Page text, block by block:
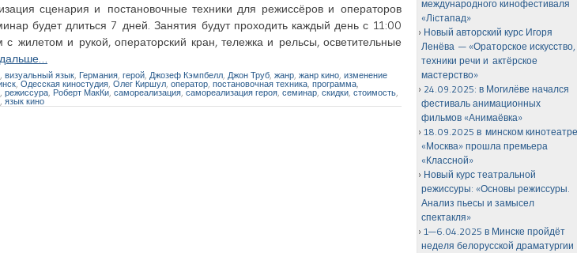
сценария и постановочные техники для режиссёров и операторов
будет длиться 7 дней. Занятия будут проходить каждый день с 11:00
жилетом и рукой, операторский кран, тележка и рельсы, осветительные
визуальный язык Германия герой Джозеф Кэмпбелл Джон Труб жанр жанр кино изменение
,Одесская киностудия Олег Киршул оператор постановочная техника программа
режиссура Роберт МакКи самореализация ,самореализация героя семинар, скидки стоимость
, язык кино
международного кинофестиваля
«Лiстапад»
Новый авторский курс Игоря
Ленёва — «Ораторское искусство,
техники речи и актёрское
мастерство»
24.09.2025: в Могилёве начался
фестиваль анимационных
фильмов «Анимаёвка»
18.09.2025 в минском
«Москва» прошла премьера
«Классной»
Новый курс театральной
режиссуры: «Основы режиссуры.
Анализ пьесы и замысел
спектакля»
1—6.04.2025 в Минске пройдёт
неделя белорусской драматургии